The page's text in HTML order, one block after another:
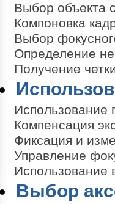
Выбор объекта
Компоновка
Выбор
Определение
Получение
Использование
Компенсация
Фиксация и
Управление
Использование
Выбор